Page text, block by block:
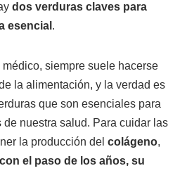
dos verduras claves para
esencial .
siempre suele hacerse
la alimentación, y la verdad es
que son esenciales para
de nuestra salud. Para cuidar las
la producción del colágeno,
con el paso de los años, su